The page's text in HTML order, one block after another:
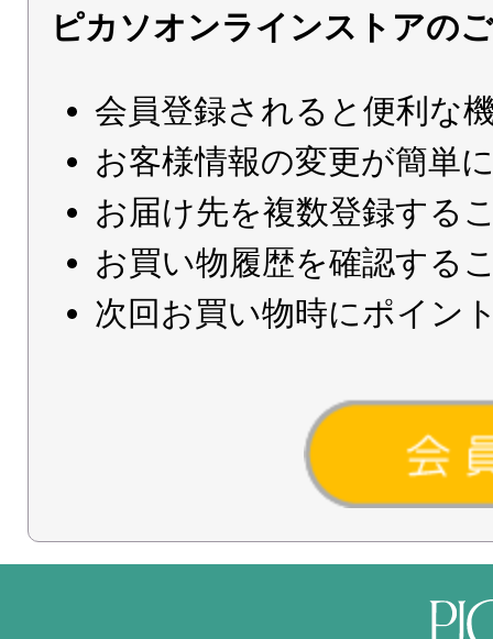
ピカソオンラインストアの
会員登録されると便利な
お客様情報の変更が簡単
お届け先を複数登録する
お買い物履歴を確認する
次回お買い物時にポイン